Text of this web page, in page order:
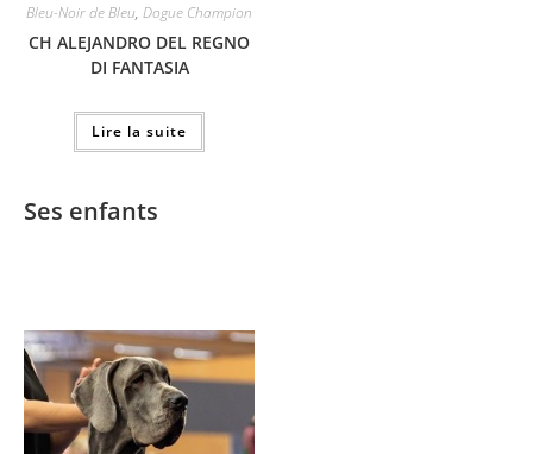
Bleu-Noir de Bleu, Dogue Champion
CH ALEJANDRO DEL REGNO
DI FANTASIA
Lire la suite
Ses enfants